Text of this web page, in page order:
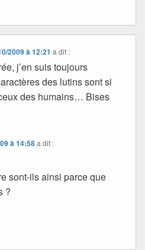
2009 à 12:21 a dit :
j’en suis toujours
des lutins sont si
des humains… Bises
à 14:58a dit :
sont-ils ainsi parce que
?